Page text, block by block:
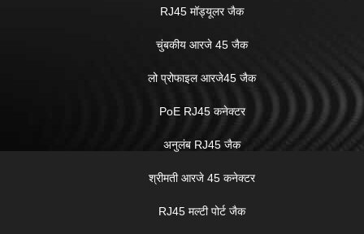
RJ45 मॉड्यूलर जैक
चुंबकीय आरजे 45 जैक
लो प्रोफाइल आरजे45 जैक
PoE RJ45 कनेक्टर
अनुलंब RJ45 जैक
श्रीमती आरजे 45 कनेक्टर
RJ45 मल्टी पोर्ट जैक